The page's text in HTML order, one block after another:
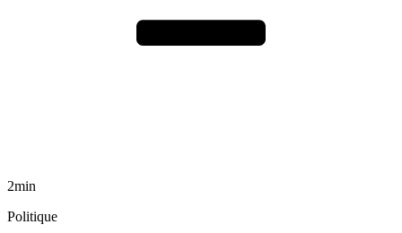
2min
Politique